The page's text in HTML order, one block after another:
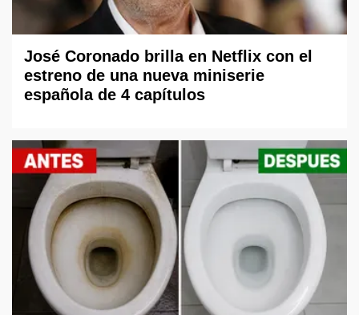
José Coronado brilla en Netflix con el
estreno de una nueva miniserie
española de 4 capítulos